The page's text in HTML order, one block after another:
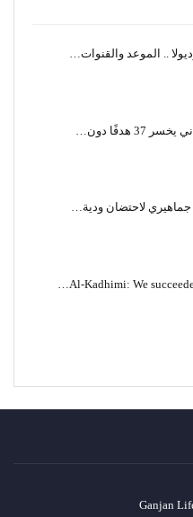
.. الموعد والقنوات…
هدفًا دون…
لاحتضان ودية…
Al-Kadhimi: We